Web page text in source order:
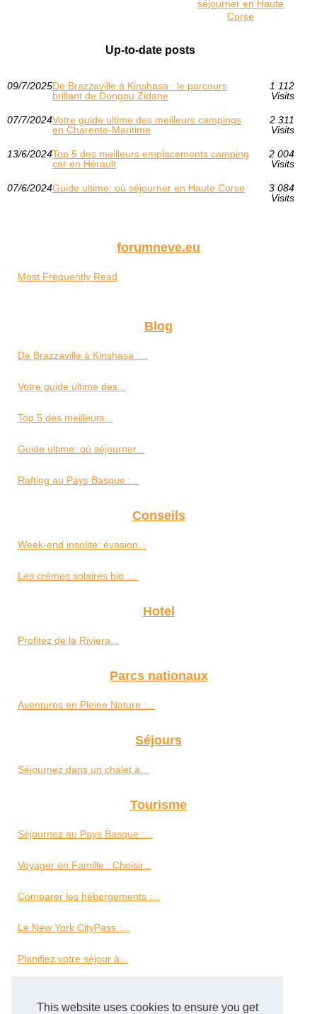
This website uses cookies to ensure you get
séjourner en Haute
Corse
Up-to-date posts
09/7/2025De Brazzaville à Kinshasa : le parcours
brillant de Dongou Zidane
1 112
Visits
07/7/2024Votre guide ultime des meilleurs campings
en Charente-Maritime
2 311
Visits
13/6/2024Top 5 des meilleurs emplacements camping
car en Hérault
2 004
Visits
07/6/2024Guide ultime: où séjourner en Haute Corse
3 084
Visits
forumneve.eu
Most Frequently Read
Blog
De Brazzaville à Kinshasa :...
Votre guide ultime des...
Top 5 des meilleurs...
Guide ultime: où séjourner...
Rafting au Pays Basque :...
Conseils
Week-end insolite: évasion...
Les crèmes solaires bio :...
Hotel
Profitez de la Riviera...
Parcs nationaux
Aventures en Pleine Nature :...
Séjours
Séjournez dans un chalet à...
Tourisme
Séjournez au Pays Basque :...
Voyager en Famille : Choisir...
Comparer les hébergements :...
Le New York CityPass :...
Planifiez votre séjour à...